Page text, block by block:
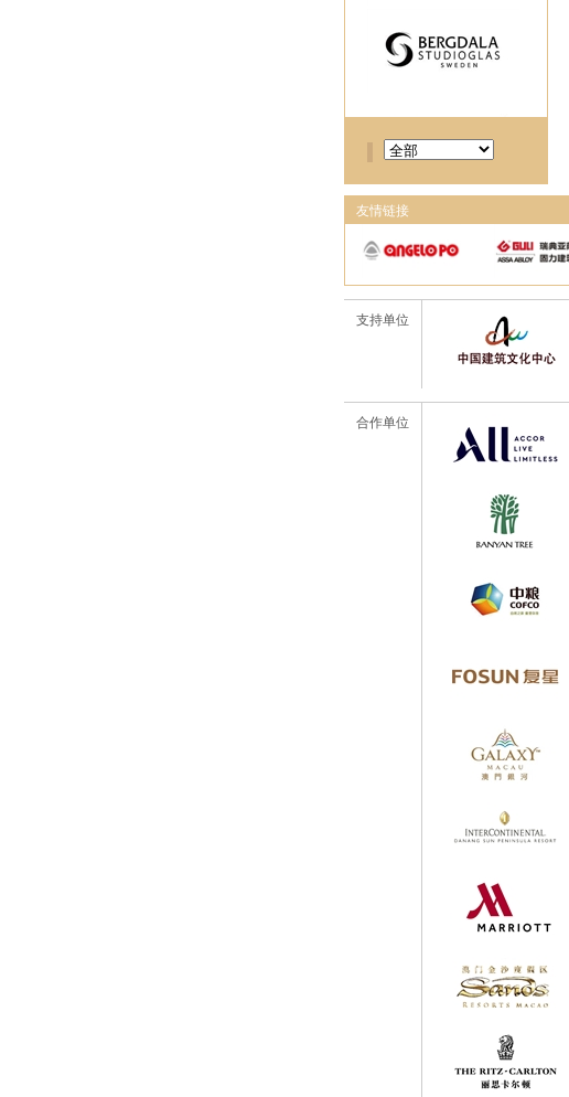
友情链接
支持单位
合作单位